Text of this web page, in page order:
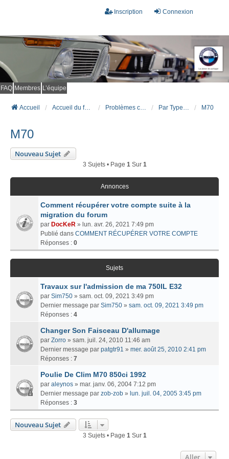
Connexion
Inscription
FAQ Membres L’équipe
Accueil Accueil du forum Problèmes connus et résolus (FAQ) Par Type Moteur (ESSENCE) M70
M70
Nouveau Sujet
3 Sujets • Page 1Sur 1
Annonces
Comment récupérer votre compte suite à la
migration du forum
par DocKeR » lun. avr. 26, 2021 7:49 pm
Publié dans COMMENT RÉCUPÉRER VOTRE COMPTE
Réponses : 0
Sujets
Travaux sur l'admission de ma 750IL E32
par Sim750 » sam. oct. 09, 2021 3:49 pm
Dernier message par Sim750 » sam. oct. 09, 2021 3:49 pm
Réponses : 4
Changer Son Faisceau D'allumage
par Zorro » sam. juil. 24, 2010 11:46 am
Dernier message par patgtr91 » mer. août 25, 2010 2:41 pm
Réponses : 7
Poulie De Clim M70 850ci 1992
par aleynos » mar. janv. 06, 2004 7:12 pm
Dernier message par zob-zob » lun. juil. 04, 2005 3:45 pm
Réponses : 3
Nouveau Sujet
3 Sujets • Page 1Sur 1
Aller